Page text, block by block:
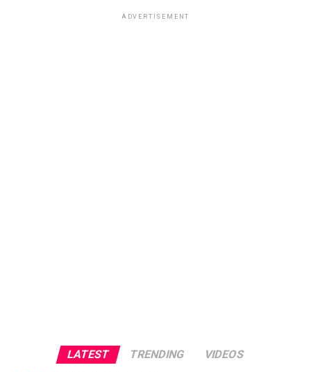
ADVERTISEMENT
LATEST TRENDING VIDEOS